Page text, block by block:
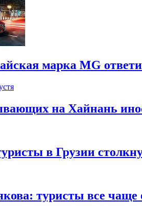
марка MG
на Хайнань
в Грузии
туристы все